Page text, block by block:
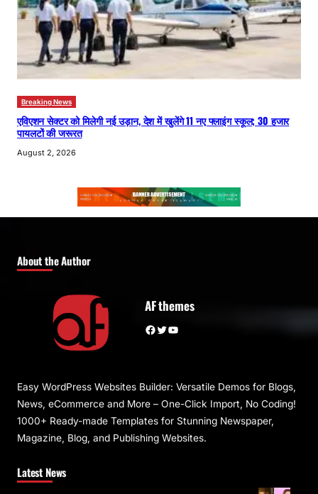
Breaking News
एविएशन सेक्टर को मिलेगी नई उड़ान, देश में खुलेंगे 11 नए फ्लाइंग स्कूल; 30 हजार
पायलटों की जरूरत
August 2, 2026
About the Author
AF themes
Facebook Twitter YouTube
Easy WordPress Websites Builder: Versatile Demos for Blogs,
News, eCommerce and More – One-Click Import, No Coding!
1000+ Ready-made Templates for Stunning Newspaper,
Magazine, Blog, and Publishing Websites.
Latest News